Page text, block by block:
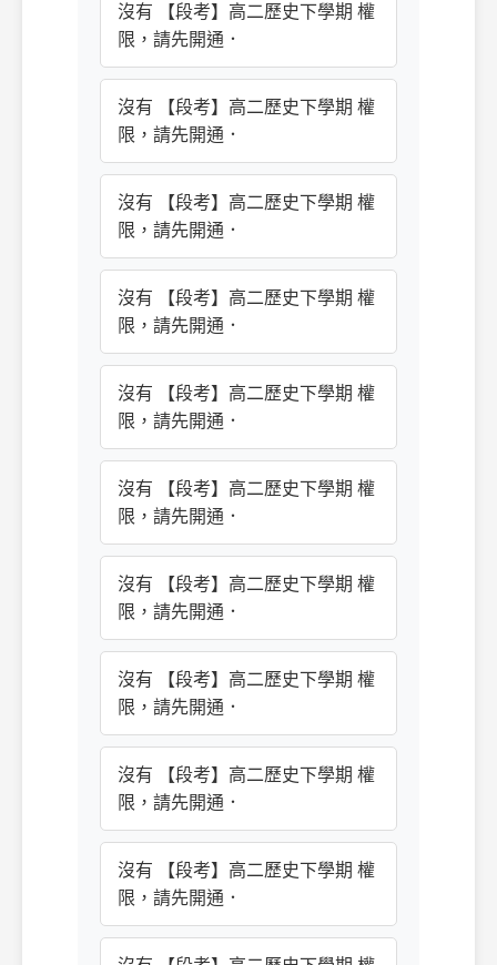
沒有 【段考】高二歷史下學期 權
限，請先開通．
沒有 【段考】高二歷史下學期 權
限，請先開通．
沒有 【段考】高二歷史下學期 權
限，請先開通．
沒有 【段考】高二歷史下學期 權
限，請先開通．
沒有 【段考】高二歷史下學期 權
限，請先開通．
沒有 【段考】高二歷史下學期 權
限，請先開通．
沒有 【段考】高二歷史下學期 權
限，請先開通．
沒有 【段考】高二歷史下學期 權
限，請先開通．
沒有 【段考】高二歷史下學期 權
限，請先開通．
沒有 【段考】高二歷史下學期 權
限，請先開通．